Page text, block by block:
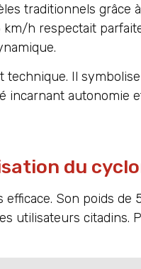
traditionnels grâce
km/h respectait
Il
autonomie
du
Son poids
utilisateurs citadins.